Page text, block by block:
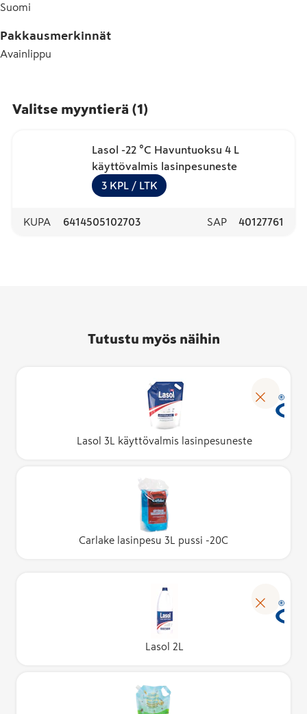
Suomi
Pakkausmerkinnät
Avainlippu
Valitse myyntierä (1)
Lasol -22 °C Havuntuoksu 4 L
käyttövalmis lasinpesuneste
3 KPL / LTK
KUPA 6414505102703 SAP 40127761
Tutustu myös näihin
Lasol 3L käyttövalmis lasinpesuneste
Carlake lasinpesu 3L pussi -20C
Lasol 2L